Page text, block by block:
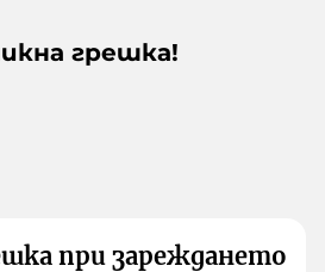
грешка!
при зареждането